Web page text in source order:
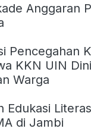
Anggaran
Pencegahan
KKN UIN
Warga
Edukasi
di Jambi